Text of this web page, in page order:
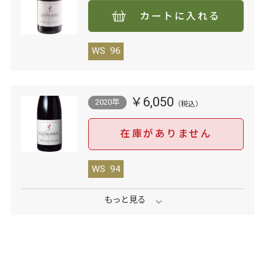
カートに入れる
WS 96
2020年 ￥6,050
在庫がありません
WS 94